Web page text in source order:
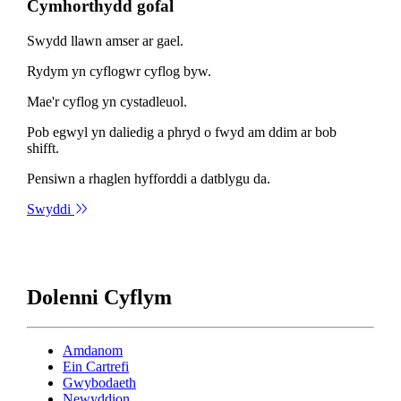
Cymhorthydd gofal
Swydd llawn amser ar gael.
Rydym yn cyflogwr cyflog byw.
Mae'r cyflog yn cystadleuol.
Pob egwyl yn daliedig a phryd o fwyd am ddim ar bob
shifft.
Pensiwn a rhaglen hyfforddi a datblygu da.
Swyddi
Dolenni Cyflym
Amdanom
Ein Cartrefi
Gwybodaeth